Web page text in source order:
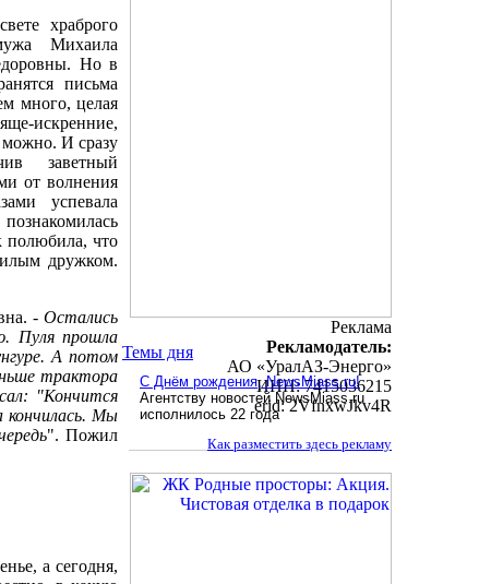
храброго
Михаила
Но в
письма
много, целая
искренние,
И сразу
заветный
от волнения
успевала
полюбила, что
дружком.
- Остались
Пуля прошла
А потом
трактора
"Кончится
кончилась. Мы
". Пожил
а сегодня,
Реклама
Рекламодатель:
АО «УралАЗ-Энерго»
ИНН: 7415036215
erid: 2VfnxwJkv4R
Как разместить здесь рекламу
Темы дня
С Днём рождения, NewsMiass.ru!
Агентству новостей NewsMiass.ru
исполнилось 22 года